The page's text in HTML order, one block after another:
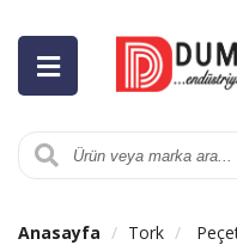
Anasayfa Tork